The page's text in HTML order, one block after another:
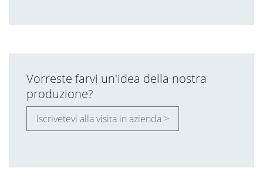
Vorreste farvi un'idea della nostra
produzione?
Iscrivetevi alla visita in azienda >